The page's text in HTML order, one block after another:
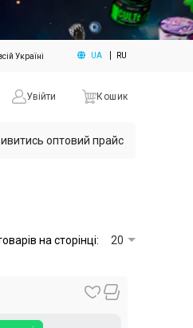
Україні UA RU
Увійти Кошик
оптовий прайс
на сторінці: 20